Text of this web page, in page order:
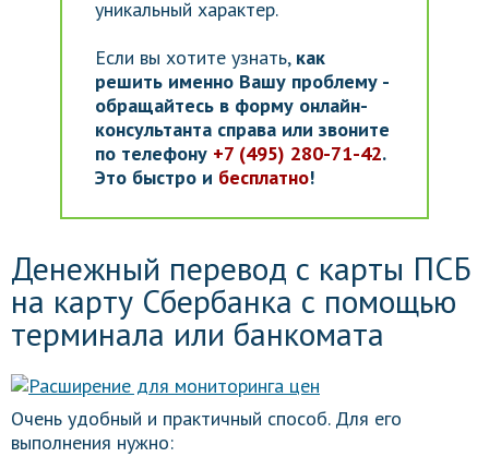
уникальный характер.
Если вы хотите узнать, как
решить именно Вашу проблему -
обращайтесь в форму онлайн-
консультанта справа или звоните
по телефону +7 (495) 280-71-42.
Это быстро и бесплатно!
Денежный перевод с карты ПСБ
на карту Сбербанка с помощью
терминала или банкомата
Очень удобный и практичный способ. Для его
выполнения нужно: